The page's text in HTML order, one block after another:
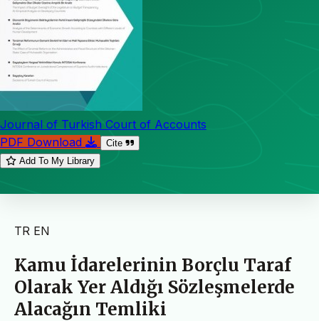
Journal of Turkish Court of Accounts
PDF Download
Cite
Add To My Library
TR EN
Kamu İdarelerinin Borçlu Taraf
Olarak Yer Aldığı Sözleşmelerde
Alacağın Temliki